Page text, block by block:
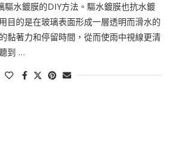
驅水鍍膜的DIY方法。驅水鍍膜也抗水鍍
目的是在玻璃表面形成一層透明而滑水的
黏著力和停留時間，從而使雨中視線更清
到 …